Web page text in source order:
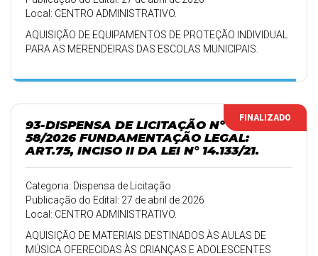
Local: CENTRO ADMINISTRATIVO.
AQUISIÇÃO DE EQUIPAMENTOS DE PROTEÇÃO INDIVIDUAL
PARA AS MERENDEIRAS DAS ESCOLAS MUNICIPAIS.
FINALIZADO
93-DISPENSA DE LICITAÇÃO Nº
58/2026 FUNDAMENTAÇÃO LEGAL:
ART.75, INCISO II DA LEI N° 14.133/21.
Categoria: Dispensa de Licitação
Publicação do Edital: 27 de abril de 2026
Local: CENTRO ADMINISTRATIVO.
AQUISIÇÃO DE MATERIAIS DESTINADOS ÀS AULAS DE
MÚSICA OFERECIDAS ÀS CRIANÇAS E ADOLESCENTES